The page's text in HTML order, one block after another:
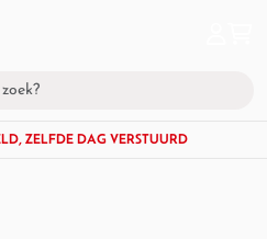
ZELFDE DAG VERSTUURD